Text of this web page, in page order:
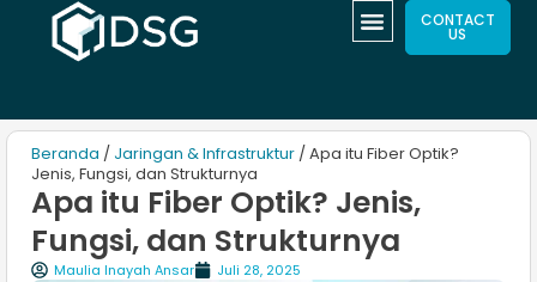
CONTACT
US
Beranda / Jaringan & Infrastruktur / Apa itu Fiber Optik?
Jenis, Fungsi, dan Strukturnya
Apa itu Fiber Optik? Jenis,
Fungsi, dan Strukturnya
Maulia Inayah Ansar Juli 28, 2025